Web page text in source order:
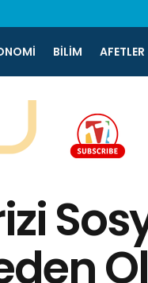
BILIM AFETLER